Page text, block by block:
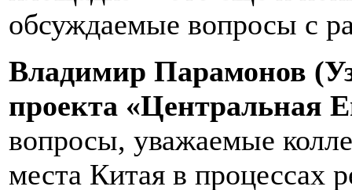
обсуждаемые вопросы с
Владимир Парамонов
проекта «Центральная
вопросы, уважаемые
места Китая в процессах